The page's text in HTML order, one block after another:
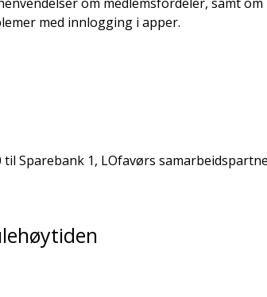
med innlogging i apper.
Sparebank 1, LOfavørs